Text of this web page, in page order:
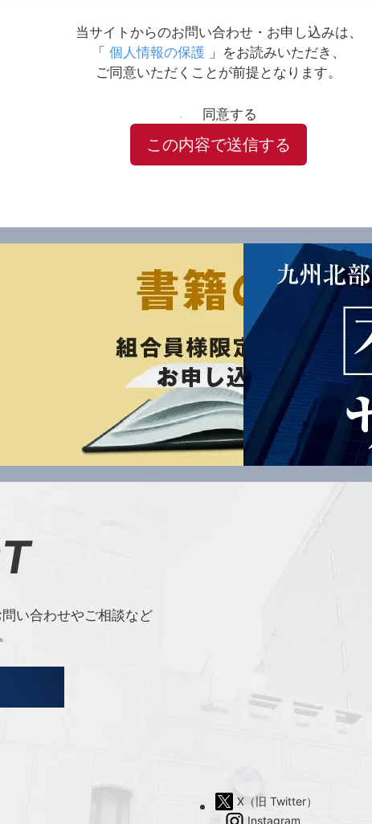
当サイトからのお問い合わせ・お申し込みは、
「 個人情報の保護 」をお読みいただき、
ご同意いただくことが前提となります。
同意する
この内容で送信する
い合わせやご相談など
X（旧 Twitter）
Instagram